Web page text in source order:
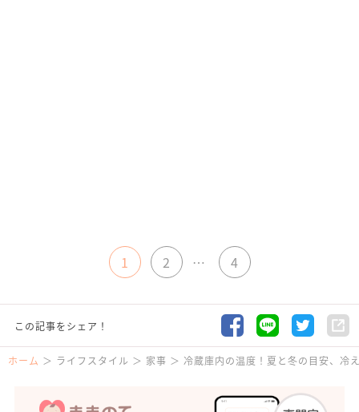
1 2 … 4
この記事をシェア！
ホーム ライフスタイル 家事 冷蔵庫内の温度！夏と冬の目安、冷